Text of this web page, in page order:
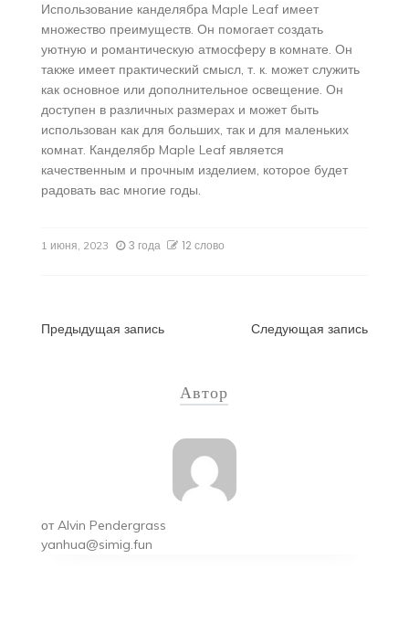
Использование канделябра Maple Leaf имеет
множество преимуществ. Он помогает создать
уютную и романтическую атмосферу в комнате. Он
также имеет практический смысл, т. к. может служить
как основное или дополнительное освещение. Он
доступен в различных размерах и может быть
использован как для больших, так и для маленьких
комнат. Канделябр Maple Leaf является
качественным и прочным изделием, которое будет
радовать вас многие годы.
1 июня, 2023 3 года 12 слово
Навигация
Предыдущая запись Следующая запись
Автор
от Alvin Pendergrass
yanhua@simig.fun